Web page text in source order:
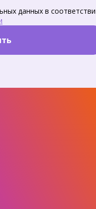
данных в